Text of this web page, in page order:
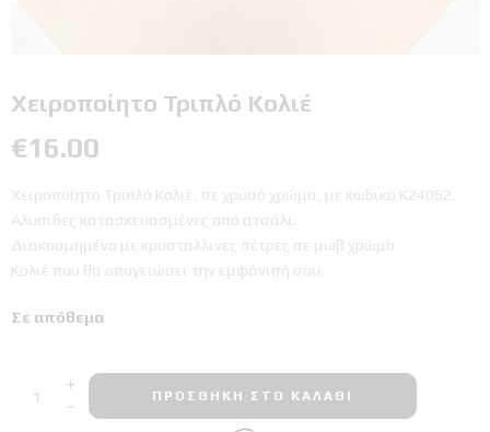
Χειροποίητο Τριπλό Κολιέ
€16.00
Χειροποίητο Τριπλό Κολιέ, σε χρυσό χρώμα, με κωδικό Κ24062.
Αλυσίδες κατασκευασμένες από ατσάλι.
Διακοσμημένο με κρυστάλλινες πέτρες σε μωβ χρώμα
Κολιέ που θα απογειώσει την εμφάνισή σου.
Σε απόθεμα
ΠΡΟΣΘΉΚΗ ΣΤΟ ΚΑΛΆΘΙ